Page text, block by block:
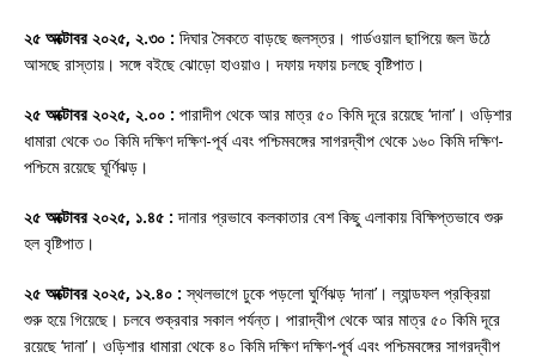
২৫ অক্টোবর ২০২৫, ২.৩০ : দিঘার সৈকতে বাড়ছে জলস্তর। গার্ডওয়াল ছাপিয়ে জল উঠে
আসছে রাস্তায়। সঙ্গে বইছে ঝোড়ো হাওয়াও। দফায় দফায় চলছে বৃষ্টিপাত।
২৫ অক্টোবর ২০২৫, ২.০০ : পারাদীপ থেকে আর মাত্র ৫০ কিমি দূরে রয়েছে ‘দানা’। ওড়িশার
ধামারা থেকে ৩০ কিমি দক্ষিণ দক্ষিণ-পূর্ব এবং পশ্চিমবঙ্গের সাগরদ্বীপ থেকে ১৬০ কিমি দক্ষিণ-
পশ্চিমে রয়েছে ঘূর্ণিঝড়।
২৫ অক্টোবর ২০২৫, ১.৪৫ :দানার প্রভাবে কলকাতার বেশ কিছু এলাকায় বিক্ষিপ্তভাবে শুরু
হল বৃষ্টিপাত।
২৫ অক্টোবর ২০২৫, ১২.৪০ :স্থলভাগে ঢুকে পড়লো ঘুর্ণিঝড় ‘দানা’। ল্যান্ডফল প্রক্রিয়া
শুরু হয়ে গিয়েছে। চলবে শুক্রবার সকাল পর্যন্ত। পারাদ্বীপ থেকে আর মাত্র ৫০ কিমি দূরে
রয়েছে ‘দানা’। ওড়িশার ধামারা থেকে ৪০ কিমি দক্ষিণ দক্ষিণ-পূর্ব এবং পশ্চিমবঙ্গের সাগরদ্বীপ